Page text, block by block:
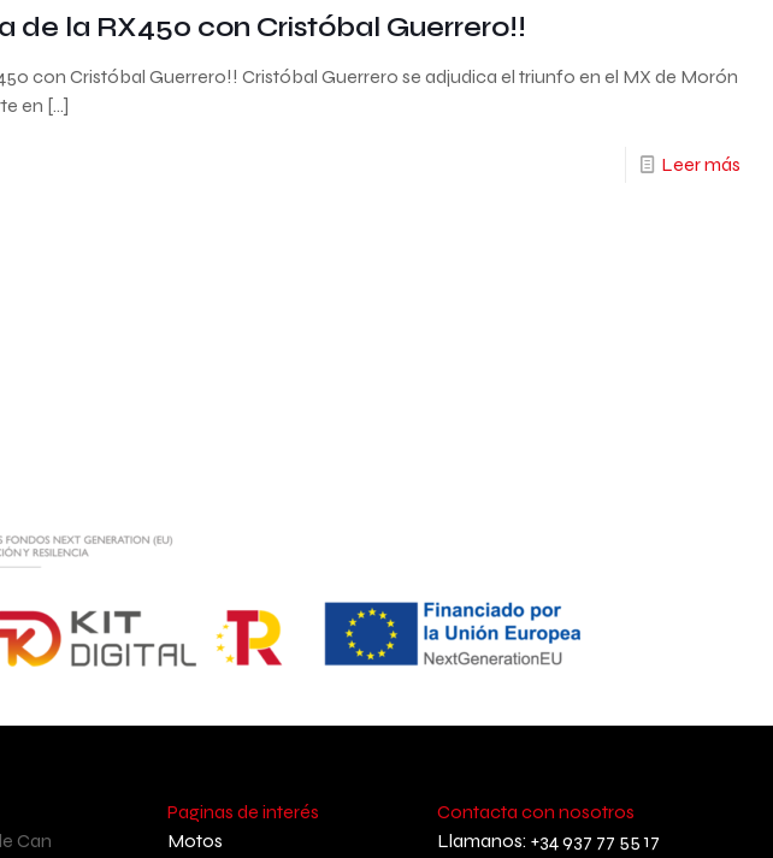
de la RX450 con Cristóbal Guerrero!!
con Cristóbal Guerrero!! Cristóbal Guerrero se adjudica el triunfo en el MX de Morón
en […]
Leer más
Can
Paginas de interés
Motos
Contacta con nosotros
Llamanos: +34 937 77 55 17